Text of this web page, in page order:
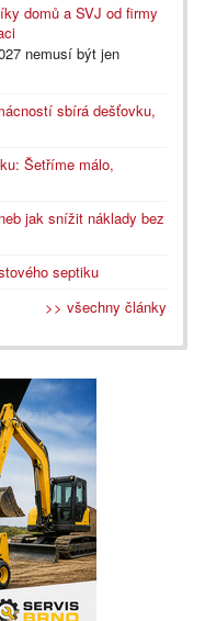
domů a SVJ od firmy
nemusí být jen
sbírá dešťovku,
Šetříme málo,
jak snížit náklady bez
septiku
>> všechny články